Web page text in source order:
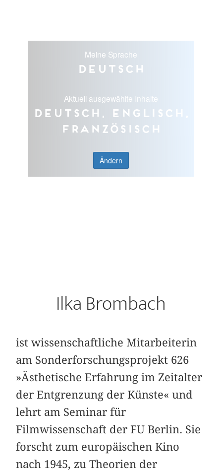
Meine Sprache
Deutsch
Aktuell ausgewählte Inhalte
Deutsch, Englisch,
Französisch
Ändern
Ilka Brombach
ist wissenschaftliche Mitarbeiterin
am Sonderforschungsprojekt 626
»Ästhetische Erfahrung im Zeitalter
der Entgrenzung der Künste« und
lehrt am Seminar für
Filmwissenschaft der FU Berlin. Sie
forscht zum europäischen Kino
nach 1945, zu Theorien der